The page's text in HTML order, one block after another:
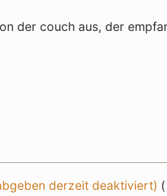
der couch aus, der
derzeit deaktiviert)